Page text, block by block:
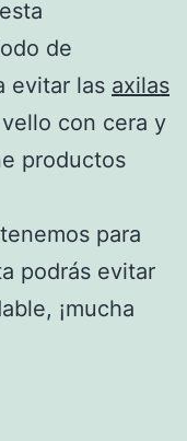
de
evitar las axilas
con cera y
productos
para
podrás evitar
¡mucha